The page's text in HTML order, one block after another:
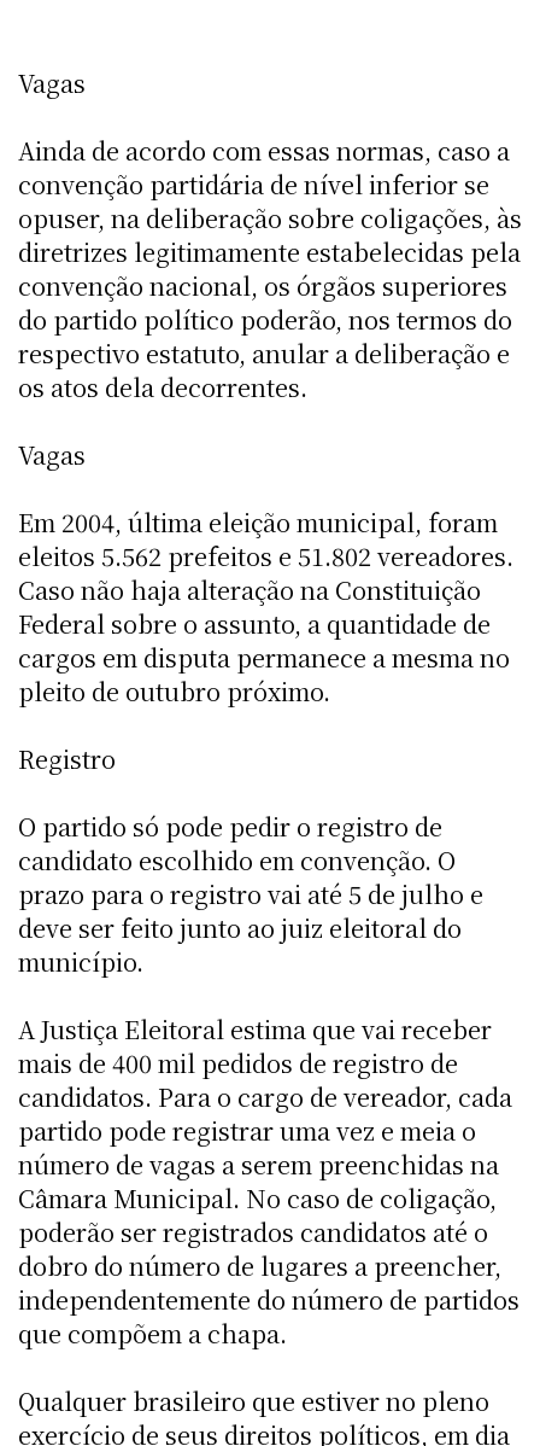
Vagas
Ainda de acordo com essas normas, caso a
convenção partidária de nível inferior se
opuser, na deliberação sobre coligações, às
diretrizes legitimamente estabelecidas pela
convenção nacional, os órgãos superiores
do partido político poderão, nos termos do
respectivo estatuto, anular a deliberação e
os atos dela decorrentes.
Vagas
Em 2004, última eleição municipal, foram
eleitos 5.562 prefeitos e 51.802 vereadores.
Caso não haja alteração na Constituição
Federal sobre o assunto, a quantidade de
cargos em disputa permanece a mesma no
pleito de outubro próximo.
Registro
O partido só pode pedir o registro de
candidato escolhido em convenção. O
prazo para o registro vai até 5 de julho e
deve ser feito junto ao juiz eleitoral do
município.
A Justiça Eleitoral estima que vai receber
mais de 400 mil pedidos de registro de
candidatos. Para o cargo de vereador, cada
partido pode registrar uma vez e meia o
número de vagas a serem preenchidas na
Câmara Municipal. No caso de coligação,
poderão ser registrados candidatos até o
dobro do número de lugares a preencher,
independentemente do número de partidos
que compõem a chapa.
Qualquer brasileiro que estiver no pleno
exercício de seus direitos políticos, em dia